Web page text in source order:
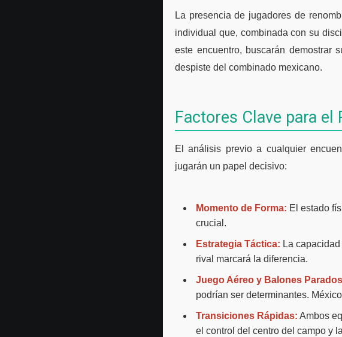
La presencia de jugadores de
individual que, combinada con su
este encuentro, buscarán demostrar
despiste del combinado mexicano.
Factores Clave para el
El análisis previo a cualquier
jugarán un papel decisivo:
Momento de Forma: El estado
crucial.
Estrategia Táctica: La
rival marcará la diferencia.
Juego Aéreo y Balones
podrían ser determinantes.
Transiciones Rápidas: Ambos
el control del centro del campo y